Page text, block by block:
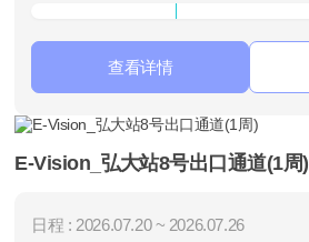
查看详情
E-Vision_弘大站8号出口通道(1周)
日程 : 2026.07.20 ~ 2026.07.26